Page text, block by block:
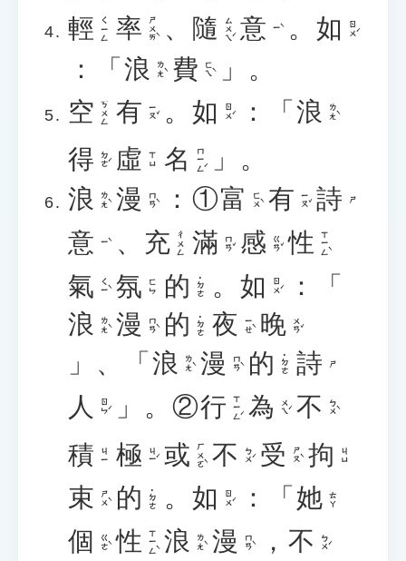
輕 ㄑㄧㄥ 率 ㄕㄨㄞˋ 、 隨 ㄙㄨㄟˊ 意 ㄧˋ 。 如 ㄖㄨˊ
：「 浪 ㄌㄤˋ 費 ㄈㄟˋ
」。
空 ㄎㄨㄥ 有 ㄧㄡˇ 。 如 ㄖㄨˊ ：「 浪 ㄌㄤˋ
得 ㄉㄜˊ 虛 ㄒㄩ 名 ㄇㄧㄥˊ
」。
浪 ㄌㄤˋ 漫 ㄇㄢˋ ：①富 ㄈㄨˋ 有 ㄧㄡˇ 詩 ㄕ
意 ㄧˋ 、 充 ㄔㄨㄥ 滿 ㄇㄢˇ 感 ㄍㄢˇ 性 ㄒㄧㄥˋ
氣 ㄑㄧˋ 氛 ㄈㄣ 的 ˙ㄉㄜ 。 如 ㄖㄨˊ
：「
浪 ㄌㄤˋ 漫 ㄇㄢˋ 的 ˙ㄉㄜ 夜 ㄧㄝˋ 晚 ㄨㄢˇ
」、「 浪 ㄌㄤˋ 漫 ㄇㄢˋ 的 ˙ㄉㄜ 詩 ㄕ
人 ㄖㄣˊ 」。②行 ㄒㄧㄥˊ 為 ㄨㄟˊ 不 ㄅㄨˋ
積 ㄐㄧ 極 ㄐㄧˊ 或 ㄏㄨㄛˋ 不 ㄅㄨˊ 受 ㄕㄡˋ 拘 ㄐㄩ
束 ㄕㄨˋ 的 ˙ㄉㄜ 。 如 ㄖㄨˊ ：「 她 ㄊㄚ
個 ㄍㄜˋ 性 ㄒㄧㄥˋ 浪 ㄌㄤˋ 漫 ㄇㄢˋ ， 不 ㄅㄨˊ